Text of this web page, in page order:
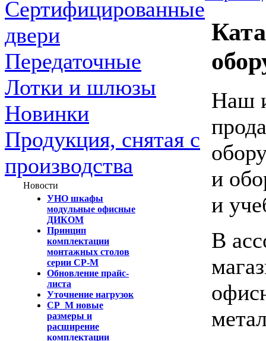
Сертифицированные
двери
Передаточные
Лотки и шлюзы
Новинки
Продукция, снятая с
производства
Новости
УНО шкафы
модульные офисные
ДИКОМ
Принцип
комплектации
монтажных столов
серии СР-М
Обновление прайс-
листа
Уточнение нагрузок
СР_М новые
размеры и
расширение
комплектации
Наш
и
и
В